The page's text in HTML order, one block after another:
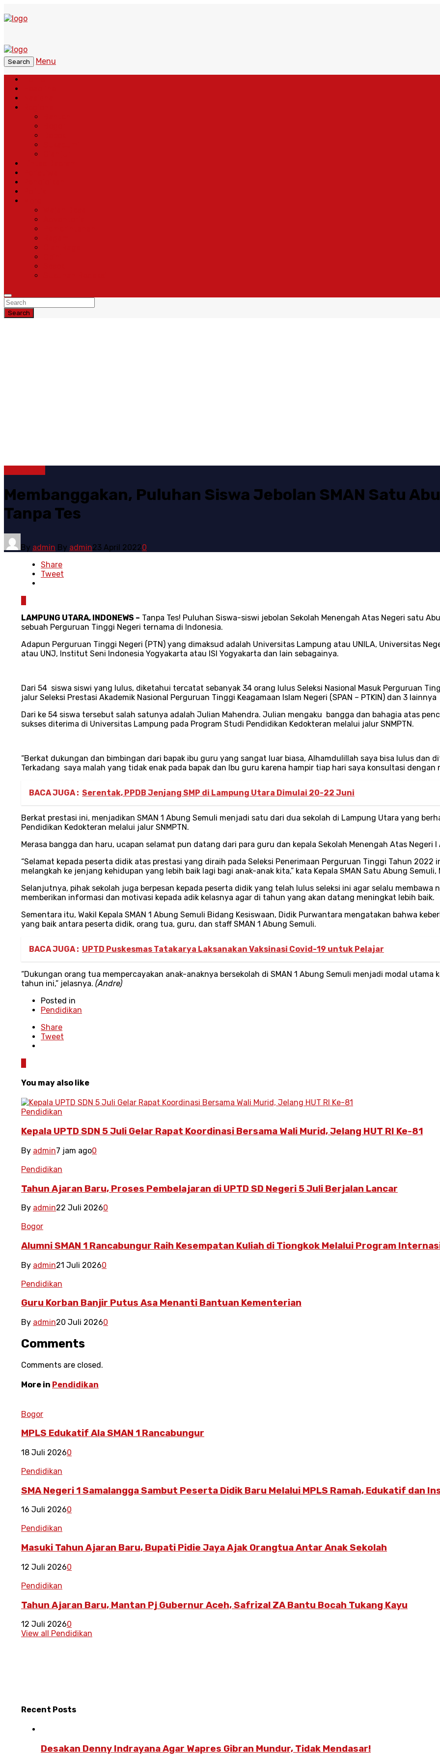
Search
Menu
Search
Membanggakan, Puluhan Siswa Jebolan SMAN Satu
Tanpa Tes
By admin By admin23 April 20220
Share
Tweet
LAMPUNG UTARA, INDONEWS – Tanpa Tes! Puluhan Siswa-siswi jebolan Sekolah Menengah Atas Negeri satu
sebuah Perguruan Tinggi Negeri ternama di Indonesia.
Adapun Perguruan Tinggi Negeri (PTN) yang dimaksud adalah Universitas Lampung atau UNILA, Universitas
atau UNJ, Institut Seni Indonesia Yogyakarta atau ISI Yogyakarta dan lain sebagainya.
Dari 54 siswa siswi yang lulus, diketahui tercatat sebanyak 34 orang lulus Seleksi Nasional Masuk Perguruan
jalur Seleksi Prestasi Akademik Nasional Perguruan Tinggi Keagamaan Islam Negeri (SPAN – PTKIN) dan 3
Dari ke 54 siswa tersebut salah satunya adalah Julian Mahendra. Julian mengaku bangga dan bahagia atas
sukses diterima di Universitas Lampung pada Program Studi Pendidikan Kedokteran melalui jalur SNMPTN.
“Berkat dukungan dan bimbingan dari bapak ibu guru yang sangat luar biasa, Alhamdulillah saya bisa lulus dan
Terkadang saya malah yang tidak enak pada bapak dan Ibu guru karena hampir tiap hari saya konsultasi dengan
BACA JUGA : Serentak, PPDB Jenjang SMP di Lampung Utara Dimulai 20-22 Juni
Berkat prestasi ini, menjadikan SMAN 1 Abung Semuli menjadi satu dari dua sekolah di Lampung Utara yang
Pendidikan Kedokteran melalui jalur SNMPTN.
Merasa bangga dan haru, ucapan selamat pun datang dari para guru dan kepala Sekolah Menengah Atas Negeri I
“Selamat kepada peserta didik atas prestasi yang diraih pada Seleksi Penerimaan Perguruan Tinggi Tahun 2022
melangkah ke jenjang kehidupan yang lebih baik lagi bagi anak-anak kita,” kata Kepala SMAN Satu Abung Semuli,
Selanjutnya, pihak sekolah juga berpesan kepada peserta didik yang telah lulus seleksi ini agar selalu membawa
memberikan informasi dan motivasi kepada adik kelasnya agar di tahun yang akan datang meningkat lebih baik.
Sementara itu, Wakil Kepala SMAN 1 Abung Semuli Bidang Kesiswaan, Didik Purwantara mengatakan bahwa
yang baik antara peserta didik, orang tua, guru, dan staff SMAN 1 Abung Semuli.
BACA JUGA : UPTD Puskesmas Tatakarya Laksanakan Vaksinasi Covid-19 untuk Pelajar
“Dukungan orang tua mempercayakan anak-anaknya bersekolah di SMAN 1 Abung Semuli menjadi modal utama
tahun ini,” jelasnya. (Andre)
Posted in
Pendidikan
Share
Tweet
You may also like
Pendidikan
Kepala UPTD SDN 5 Juli Gelar Rapat Koordinasi Bersama Wali Murid, Jelang HUT RI Ke-81
By admin7 jam ago0
Pendidikan
Tahun Ajaran Baru, Proses Pembelajaran di UPTD SD Negeri 5 Juli Berjalan Lancar
By admin22 Juli 20260
Bogor
Alumni SMAN 1 Rancabungur Raih Kesempatan Kuliah di Tiongkok Melalui Program
By admin21 Juli 20260
Pendidikan
Guru Korban Banjir Putus Asa Menanti Bantuan Kementerian
By admin20 Juli 20260
Comments
Comments are closed.
More in Pendidikan
Bogor
MPLS Edukatif Ala SMAN 1 Rancabungur
18 Juli 20260
Pendidikan
SMA Negeri 1 Samalangga Sambut Peserta Didik Baru Melalui MPLS Ramah, Edukatif dan
16 Juli 20260
Pendidikan
Masuki Tahun Ajaran Baru, Bupati Pidie Jaya Ajak Orangtua Antar Anak Sekolah
12 Juli 20260
Pendidikan
Tahun Ajaran Baru, Mantan Pj Gubernur Aceh, Safrizal ZA Bantu Bocah Tukang Kayu
12 Juli 20260
View all Pendidikan
Recent Posts
Desakan Denny Indrayana Agar Wapres Gibran Mundur, Tidak Mendasar!